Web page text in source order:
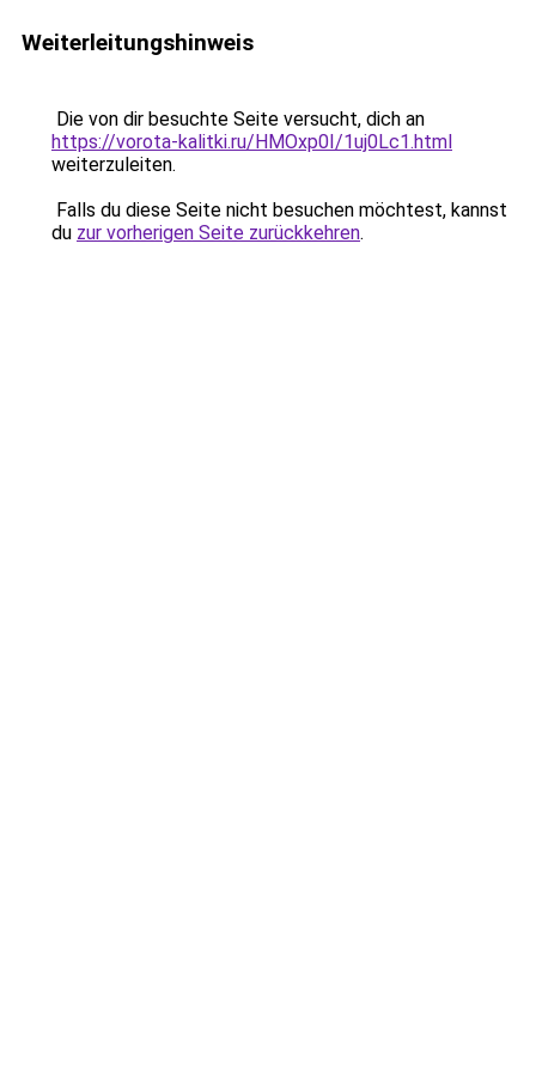
Weiterleitungshinweis
Die von dir besuchte Seite versucht, dich an
https://vorota-kalitki.ru/HMOxp0I/1uj0Lc1.html
weiterzuleiten.
Falls du diese Seite nicht besuchen möchtest, kannst
du zur vorherigen Seite zurückkehren.